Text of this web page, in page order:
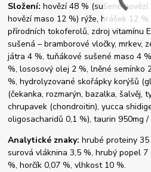
Složení: hovězí 48 % (sušené
hovězí maso 12 %) rýže, hrášek 12
přírodních tokoferolů, zdroj vitamínu
sušená – bramborové vločky, mrkev,
játra 4 %, tuňákové sušené maso 4
%, lososový olej 2 %, lněné semínko
%, hydrolyzované skořápky korýšů
(čekanka, rozmarýn, bazalka, šalvěj,
chrupavek (chondroitin), yucca
oligosacharidů 0,1 %), taurin 950mg /
Analytické znaky:hrubé proteiny
surová vláknina 3,5 %, hrubý popel
%, horčík 0,07 %, vlhkost 10 %.